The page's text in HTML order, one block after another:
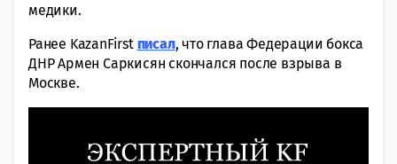
медики.
Ранее KazanFirst писал, что глава Федерации бокса
ДНР Армен Саркисян скончался после взрыва в
Москве.